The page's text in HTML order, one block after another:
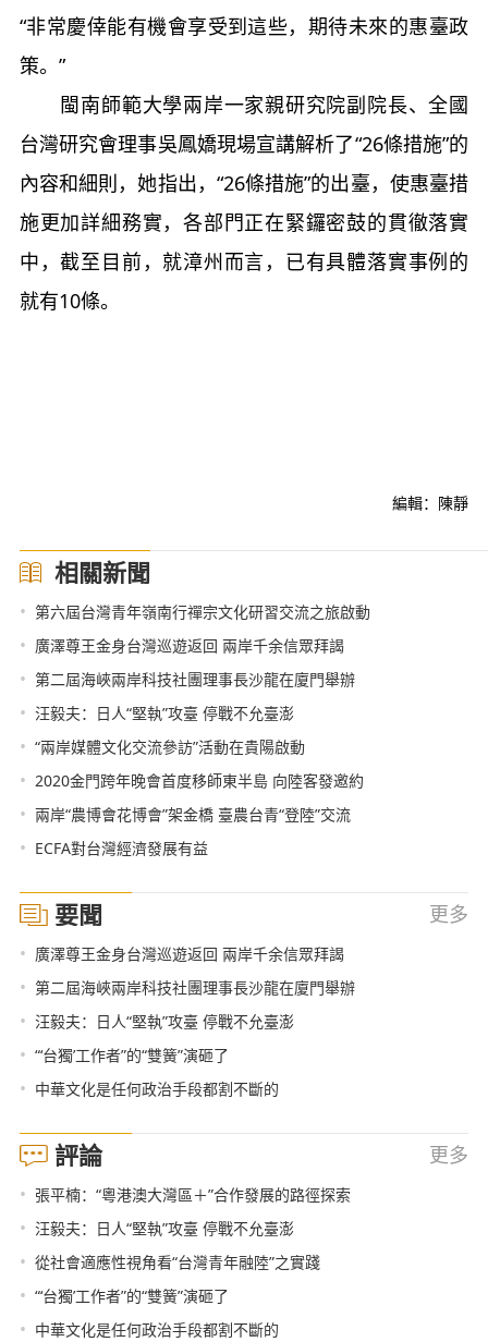
“非常慶倖能有機會享受到這些，期待未來的惠臺政
策。”
閩南師範大學兩岸一家親研究院副院長、全國
台灣研究會理事吳鳳嬌現場宣講解析了“26條措施”的
內容和細則，她指出，“26條措施”的出臺，使惠臺措
施更加詳細務實，各部門正在緊鑼密鼓的貫徹落實
中，截至目前，就漳州而言，已有具體落實事例的
就有10條。
編輯：陳靜
相關新聞
• 第六屆台灣青年嶺南行禪宗文化研習交流之旅啟動
• 廣澤尊王金身台灣巡遊返回 兩岸千余信眾拜謁
• 第二屆海峽兩岸科技社團理事長沙龍在廈門舉辦
• 汪毅夫：日人“堅執”攻臺 停戰不允臺澎
• “兩岸媒體文化交流參訪”活動在貴陽啟動
• 2020金門跨年晚會首度移師東半島 向陸客發邀約
• 兩岸“農博會花博會”架金橋 臺農台青“登陸”交流
• ECFA對台灣經濟發展有益
要聞 更多
• 廣澤尊王金身台灣巡遊返回 兩岸千余信眾拜謁
• 第二屆海峽兩岸科技社團理事長沙龍在廈門舉辦
• 汪毅夫：日人“堅執”攻臺 停戰不允臺澎
• “‘台獨’工作者”的“雙簧”演砸了
• 中華文化是任何政治手段都割不斷的
評論 更多
• 張平楠：“粵港澳大灣區＋”合作發展的路徑探索
• 汪毅夫：日人“堅執”攻臺 停戰不允臺澎
• 從社會適應性視角看“台灣青年融陸”之實踐
• “‘台獨’工作者”的“雙簧”演砸了
• 中華文化是任何政治手段都割不斷的